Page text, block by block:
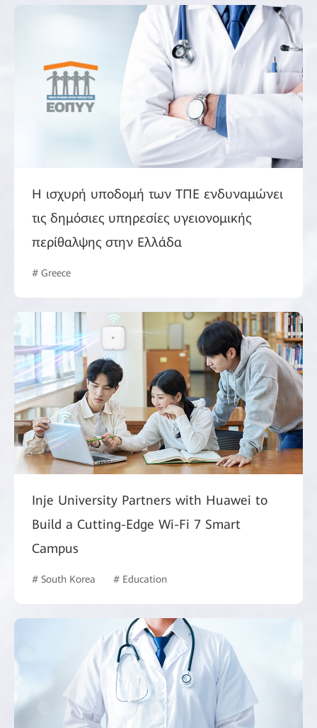
Η ισχυρή υποδομή των ΤΠΕ ενδυναμώνει
τις δημόσιες υπηρεσίες υγειονομικής
περίθαλψης στην Ελλάδα
# Greece
Inje University Partners with Huawei to
Build a Cutting-Edge Wi-Fi 7 Smart
Campus
# South Korea # Education